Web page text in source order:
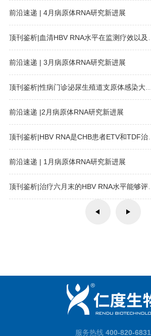
前沿速递 | 4月病原体RNA研究新进展
顶刊鉴析|血清HBV RNA水平在监测疗效以及评估病毒转录活性方面优势独特
前沿速递 | 3月病原体RNA研究新进展
顶刊鉴析|性病门诊泌尿生殖道支原体感染大队列流行病学调查
前沿速递 |2月病原体RNA研究新进展
顶刊鉴析|HBV RNA是CHB患者ETV和TDF治疗期间HBeAg血清学转换的预测标志物
前沿速递 | 1月病原体RNA研究新进展
顶刊鉴析|治疗六月末的HBV RNA水平能够评估慢乙肝患者抗病毒治疗效果
服务热线 400-820-6831